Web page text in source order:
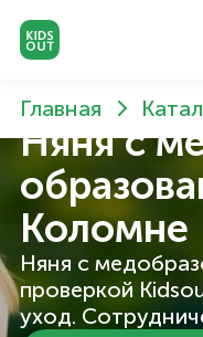
Главная
Няня с
Коломне
Няня с
проверкой
уход.